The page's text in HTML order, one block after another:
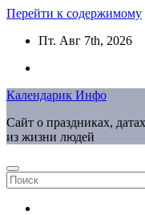
Перейти к содержимому
Пт. Авг 7th, 2026
Календарик Инфо
Сайт о праздниках,
из жизни людей